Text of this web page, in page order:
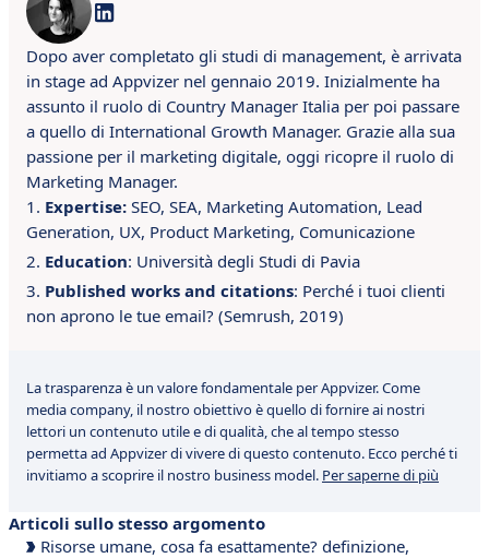
Dopo aver completato gli studi di management, è arrivata
in stage ad Appvizer nel gennaio 2019. Inizialmente ha
assunto il ruolo di Country Manager Italia per poi passare
a quello di International Growth Manager. Grazie alla sua
passione per il marketing digitale, oggi ricopre il ruolo di
Marketing Manager.
Expertise: SEO, SEA, Marketing Automation, Lead
Generation, UX, Product Marketing, Comunicazione
Education: Università degli Studi di Pavia
Published works and citations: Perché i tuoi clienti
non aprono le tue email? (Semrush, 2019)
La trasparenza è un valore fondamentale per Appvizer. Come
media company, il nostro obiettivo è quello di fornire ai nostri
lettori un contenuto utile e di qualità, che al tempo stesso
permetta ad Appvizer di vivere di questo contenuto. Ecco perché ti
invitiamo a scoprire il nostro business model. Per saperne di più
Articoli sullo stesso argomento
Risorse umane, cosa fa esattamente? definizione,